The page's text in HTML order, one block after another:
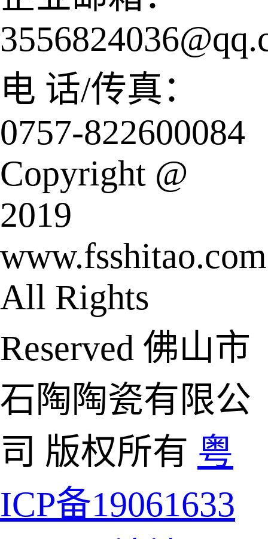
电 话/传真：
0757-822600084
Copyright @
2019
www.fsshitao.com
All Rights
Reserved 佛山市
石陶陶瓷有限公
司 版权所有 粤
ICP备19061633